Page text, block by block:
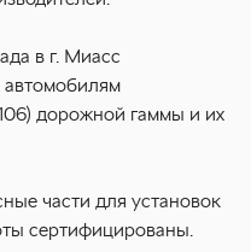
в г. Миасс
автомобилям
дорожной гаммы и их
части для установок
сертифицированы.